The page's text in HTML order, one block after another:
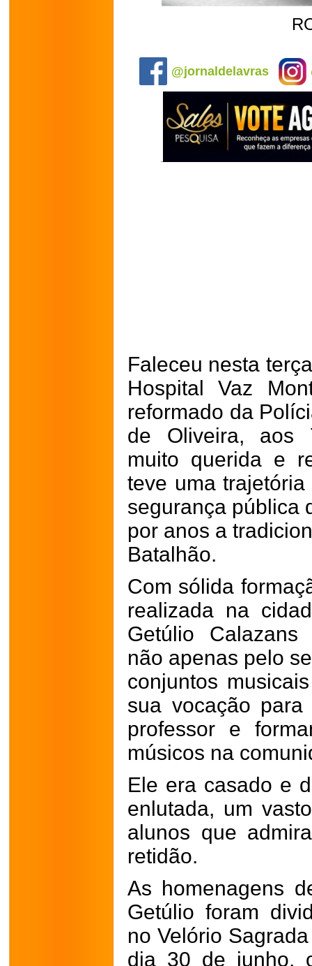
@jornaldelavras
Faleceu nesta
Hospital Vaz
reformado da
de Oliveira, aos
muito querida e
teve uma
segurança pública
por anos a
Batalhão.
Com sólida
realizada na
Getúlio
não apenas pelo
conjuntos
sua vocação
professor e
músicos na
Ele era casado e
enlutada, um
alunos que
retidão.
As homenagens
Getúlio foram
no Velório
dia 30 de junho,